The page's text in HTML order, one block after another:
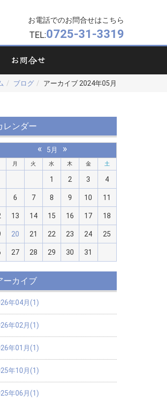
お電話でのお問合せはこちら
TEL:0725-31-3319
お問合せ
ブログ アーカイブ 2024年05月
レンダー
« 5月 »
月 火 水 木 金 土
1 2 3 4
6 7 8 9 10 11
13 14 15 16 17 18
20 21 22 23 24 25
27 28 29 30 31
ーカイブ
年04月(1)
年02月(1)
年01月(1)
年10月(1)
年06月(1)